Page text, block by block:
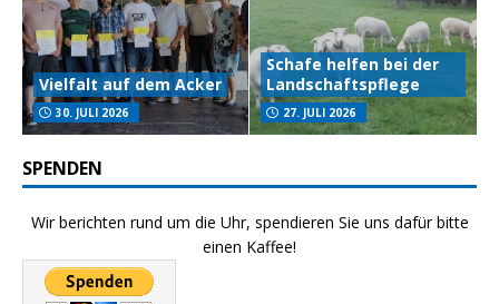
Vielfalt auf dem Acker
30. JULI 2026
Schafe helfen bei der
Landschaftspflege
27. JULI 2026
SPENDEN
Wir berichten rund um die Uhr, spendieren Sie uns dafür bitte
einen Kaffee!